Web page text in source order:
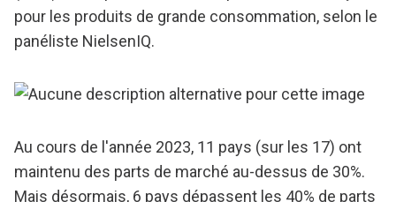
pour les produits de grande consommation, selon le
panéliste NielsenIQ.
Au cours de l'année 2023, 11 pays (sur les 17) ont
maintenu des parts de marché au-dessus de 30%.
Mais désormais, 6 pays dépassent les 40% de parts